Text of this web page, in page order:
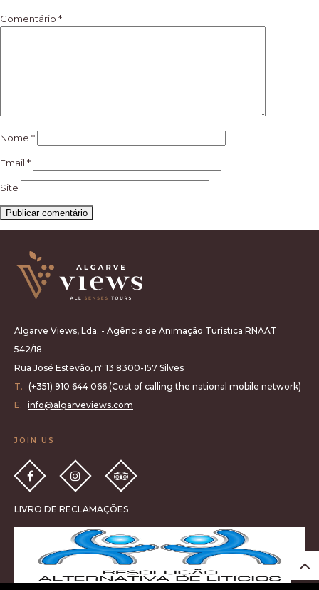
Comentário *
Nome *
Email *
Site
Algarve Views, Lda. - Agência de Animação Turística RNAAT
542/18
Rua José Estevão, nº 13 8300-157 Silves
T. (+351) 910 644 066 (Cost of calling the national mobile network)
E. info@algarveviews.com
JOIN US
LIVRO DE RECLAMAÇÕES